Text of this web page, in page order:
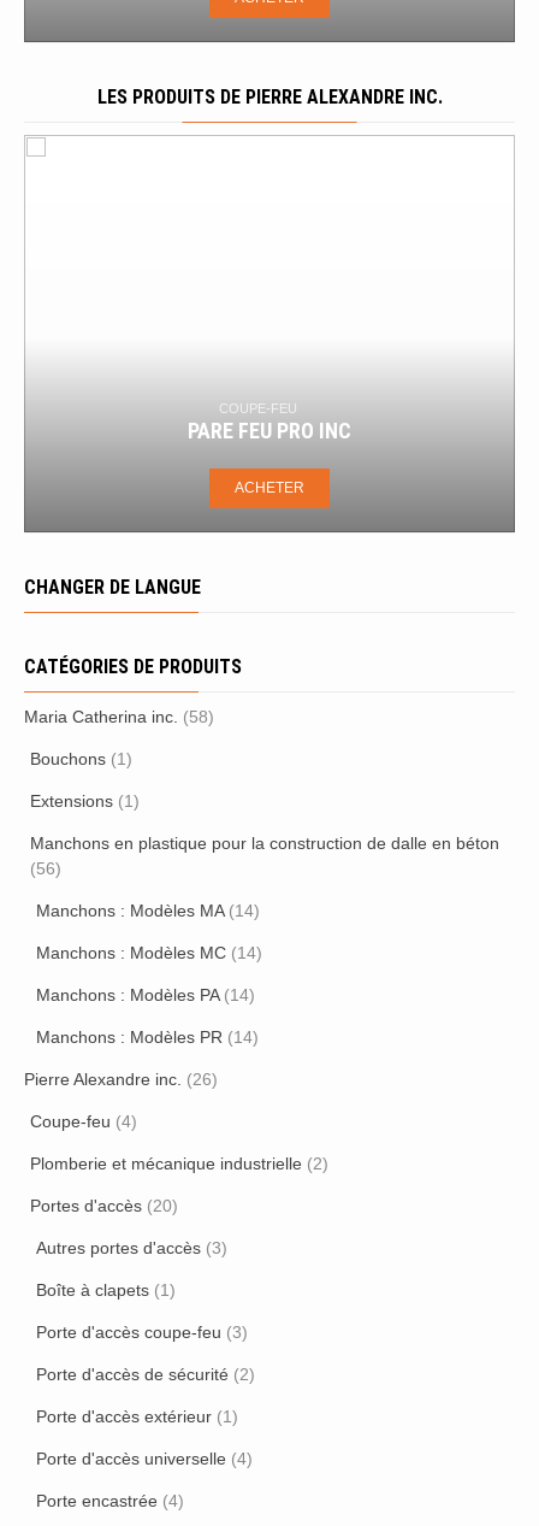
LES PRODUITS DE PIERRE ALEXANDRE INC.
CHANGER DE LANGUE
CATÉGORIES DE PRODUITS
Maria Catherina inc. (58)
Bouchons (1)
Extensions (1)
Manchons en plastique pour la construction de dalle en béton
(56)
Manchons : Modèles MA (14)
Manchons : Modèles MC (14)
Manchons : Modèles PA (14)
Manchons : Modèles PR (14)
Pierre Alexandre inc. (26)
Coupe-feu (4)
Plomberie et mécanique industrielle (2)
Portes d'accès (20)
Autres portes d'accès (3)
Boîte à clapets (1)
Porte d'accès coupe-feu (3)
Porte d'accès de sécurité (2)
Porte d'accès extérieur (1)
Porte d'accès universelle (4)
Porte encastrée (4)